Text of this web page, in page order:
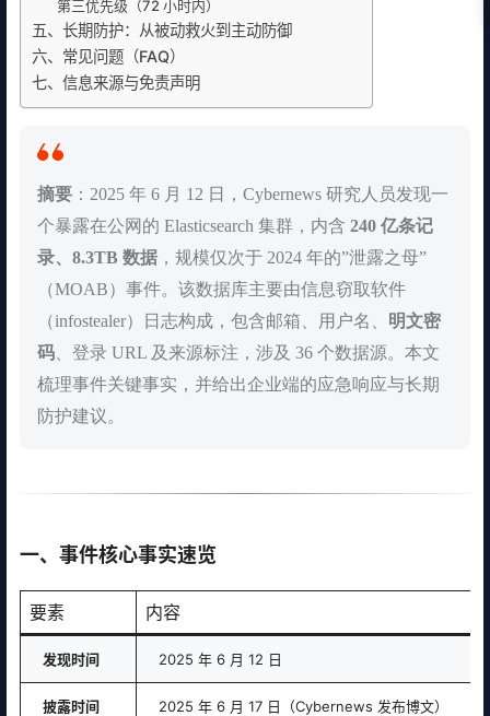
第三优先级（72 小时内）
五、长期防护：从被动救火到主动防御
六、常见问题（FAQ）
七、信息来源与免责声明
摘要 ：2025 年 6 月 12 日，Cybernews 研究人员发现一
个暴露在公网的 Elasticsearch 集群，内含 240 亿条记
录、8.3TB 数据 ，规模仅次于 2024 年的”泄露之母”
（MOAB）事件。该数据库主要由信息窃取软件
（infostealer）日志构成，包含邮箱、用户名、 明文密
码 、登录 URL 及来源标注，涉及 36 个数据源。本文
梳理事件关键事实，并给出企业端的应急响应与长期
防护建议。
一、事件核心事实速览
要素 内容
发现时间 2025 年 6 月 12 日
披露时间 2025 年 6 月 17 日（Cybernews 发布博文）